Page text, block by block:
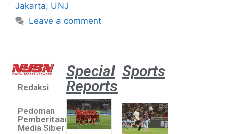
Jakarta, UNJ
Leave a comment
Redaksi
Pedoman
Pemberitaan
Media Siber
Special
Reports
Sports